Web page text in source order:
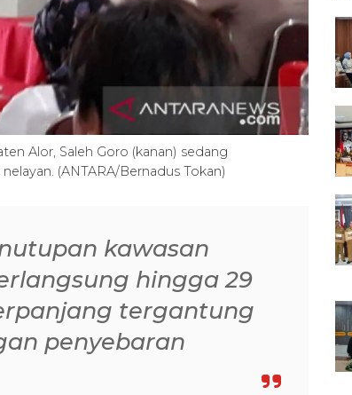
Alor, Saleh Goro (kanan) sedang
(ANTARA/Bernadus Tokan)
kawasan
hingga 29
tergantung
penyebaran